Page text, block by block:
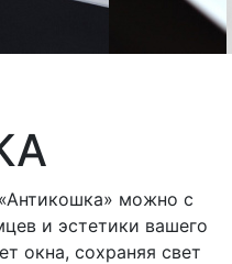
можно с
и эстетики вашего
окна, сохраняя свет